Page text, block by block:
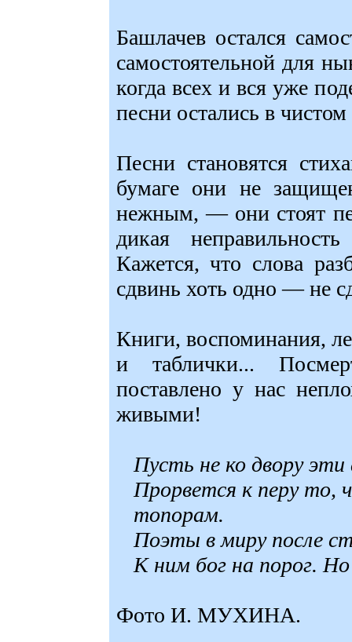
Башлачев остался
самостоятельной для
когда всех и вся уже
песни остались в
Песни становятся
бумаге они не
нежным, — они стоят
дикая
Кажется, что слова
сдвинь хоть одно — не
Книги, воспоминания,
и таблички...
поставлено у нас
живыми!
Пусть не ко двору эти
Прорвется к перу то,
топорам.
Поэты в миру после
К ним бог на порог.
Фото И. МУХИНА.